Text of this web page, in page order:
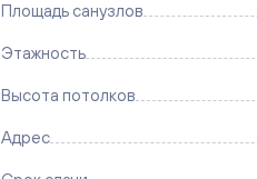
Площадь санузлов
Этажность
Высота потолков
Адрес